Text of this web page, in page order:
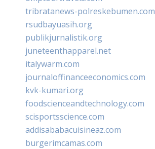
tribratanews-polreskebumen.com
rsudbayuasih.org
publikjurnalistik.org
juneteenthapparel.net
italywarm.com
journaloffinanceeconomics.com
kvk-kumari.org
foodscienceandtechnology.com
scisportsscience.com
addisababacuisineaz.com
burgerimcamas.com